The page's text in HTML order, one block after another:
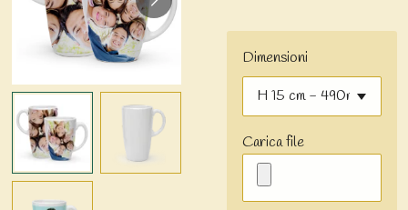
Dimensioni
Carica file